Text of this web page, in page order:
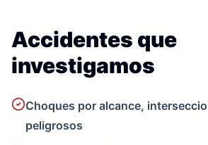
Accidentes que
investigamos
Choques por alcance,
peligrosos